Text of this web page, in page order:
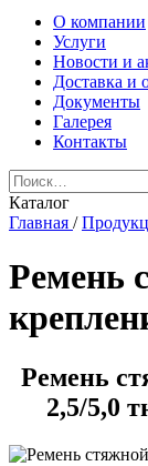
О компании
Услуги
Новости и
Доставка и
Документы
Галерея
Контакты
Каталог
Главная /
Ремень
Ремень
2,5/5,0